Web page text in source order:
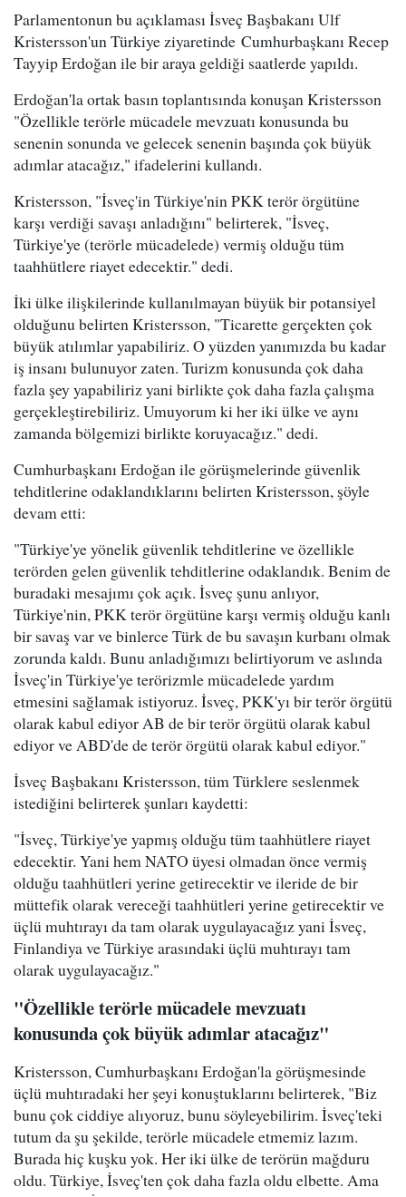
Parlamentonun bu açıklaması İsveç Başbakanı Ulf
Kristersson'un Türkiye ziyaretinde Cumhurbaşkanı Recep
Tayyip Erdoğan ile bir araya geldiği saatlerde yapıldı.
Erdoğan'la ortak basın toplantısında konuşan Kristersson
"Özellikle terörle mücadele mevzuatı konusunda bu
senenin sonunda ve gelecek senenin başında çok büyük
adımlar atacağız," ifadelerini kullandı.
Kristersson, "İsveç'in Türkiye'nin PKK terör örgütüne
karşı verdiği savaşı anladığını" belirterek, "İsveç,
Türkiye'ye (terörle mücadelede) vermiş olduğu tüm
taahhütlere riayet edecektir." dedi.
İki ülke ilişkilerinde kullanılmayan büyük bir potansiyel
olduğunu belirten Kristersson, "Ticarette gerçekten çok
büyük atılımlar yapabiliriz. O yüzden yanımızda bu kadar
iş insanı bulunuyor zaten. Turizm konusunda çok daha
fazla şey yapabiliriz yani birlikte çok daha fazla çalışma
gerçekleştirebiliriz. Umuyorum ki her iki ülke ve aynı
zamanda bölgemizi birlikte koruyacağız." dedi.
Cumhurbaşkanı Erdoğan ile görüşmelerinde güvenlik
tehditlerine odaklandıklarını belirten Kristersson, şöyle
devam etti:
"Türkiye'ye yönelik güvenlik tehditlerine ve özellikle
terörden gelen güvenlik tehditlerine odaklandık. Benim de
buradaki mesajımı çok açık. İsveç şunu anlıyor,
Türkiye'nin, PKK terör örgütüne karşı vermiş olduğu kanlı
bir savaş var ve binlerce Türk de bu savaşın kurbanı olmak
zorunda kaldı. Bunu anladığımızı belirtiyorum ve aslında
İsveç'in Türkiye'ye terörizmle mücadelede yardım
etmesini sağlamak istiyoruz. İsveç, PKK'yı bir terör örgütü
olarak kabul ediyor AB de bir terör örgütü olarak kabul
ediyor ve ABD'de de terör örgütü olarak kabul ediyor."
İsveç Başbakanı Kristersson, tüm Türklere seslenmek
istediğini belirterek şunları kaydetti:
"İsveç, Türkiye'ye yapmış olduğu tüm taahhütlere riayet
edecektir. Yani hem NATO üyesi olmadan önce vermiş
olduğu taahhütleri yerine getirecektir ve ileride de bir
müttefik olarak vereceği taahhütleri yerine getirecektir ve
üçlü muhtırayı da tam olarak uygulayacağız yani İsveç,
Finlandiya ve Türkiye arasındaki üçlü muhtırayı tam
olarak uygulayacağız."
"Özellikle terörle mücadele mevzuatı
konusunda çok büyük adımlar atacağız"
Kristersson, Cumhurbaşkanı Erdoğan'la görüşmesinde
üçlü muhtıradaki her şeyi konuştuklarını belirterek, "Biz
bunu çok ciddiye alıyoruz, bunu söyleyebilirim. İsveç'teki
tutum da şu şekilde, terörle mücadele etmemiz lazım.
Burada hiç kuşku yok. Her iki ülke de terörün mağduru
oldu. Türkiye, İsveç'ten çok daha fazla oldu elbette. Ama